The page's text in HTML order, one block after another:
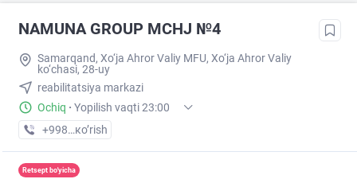
NAMUNA GROUP MCHJ №4
Samarqand, Xo‘ja Ahror Valiy MFU, Xo‘ja Ahror Valiy
ko‘chasi, 28-uy
reabilitatsiya markazi
Ochiq · Yopilish vaqti 23:00
+998 (88) XXX-XX-XX
кo’rish
Retsept bo'yicha